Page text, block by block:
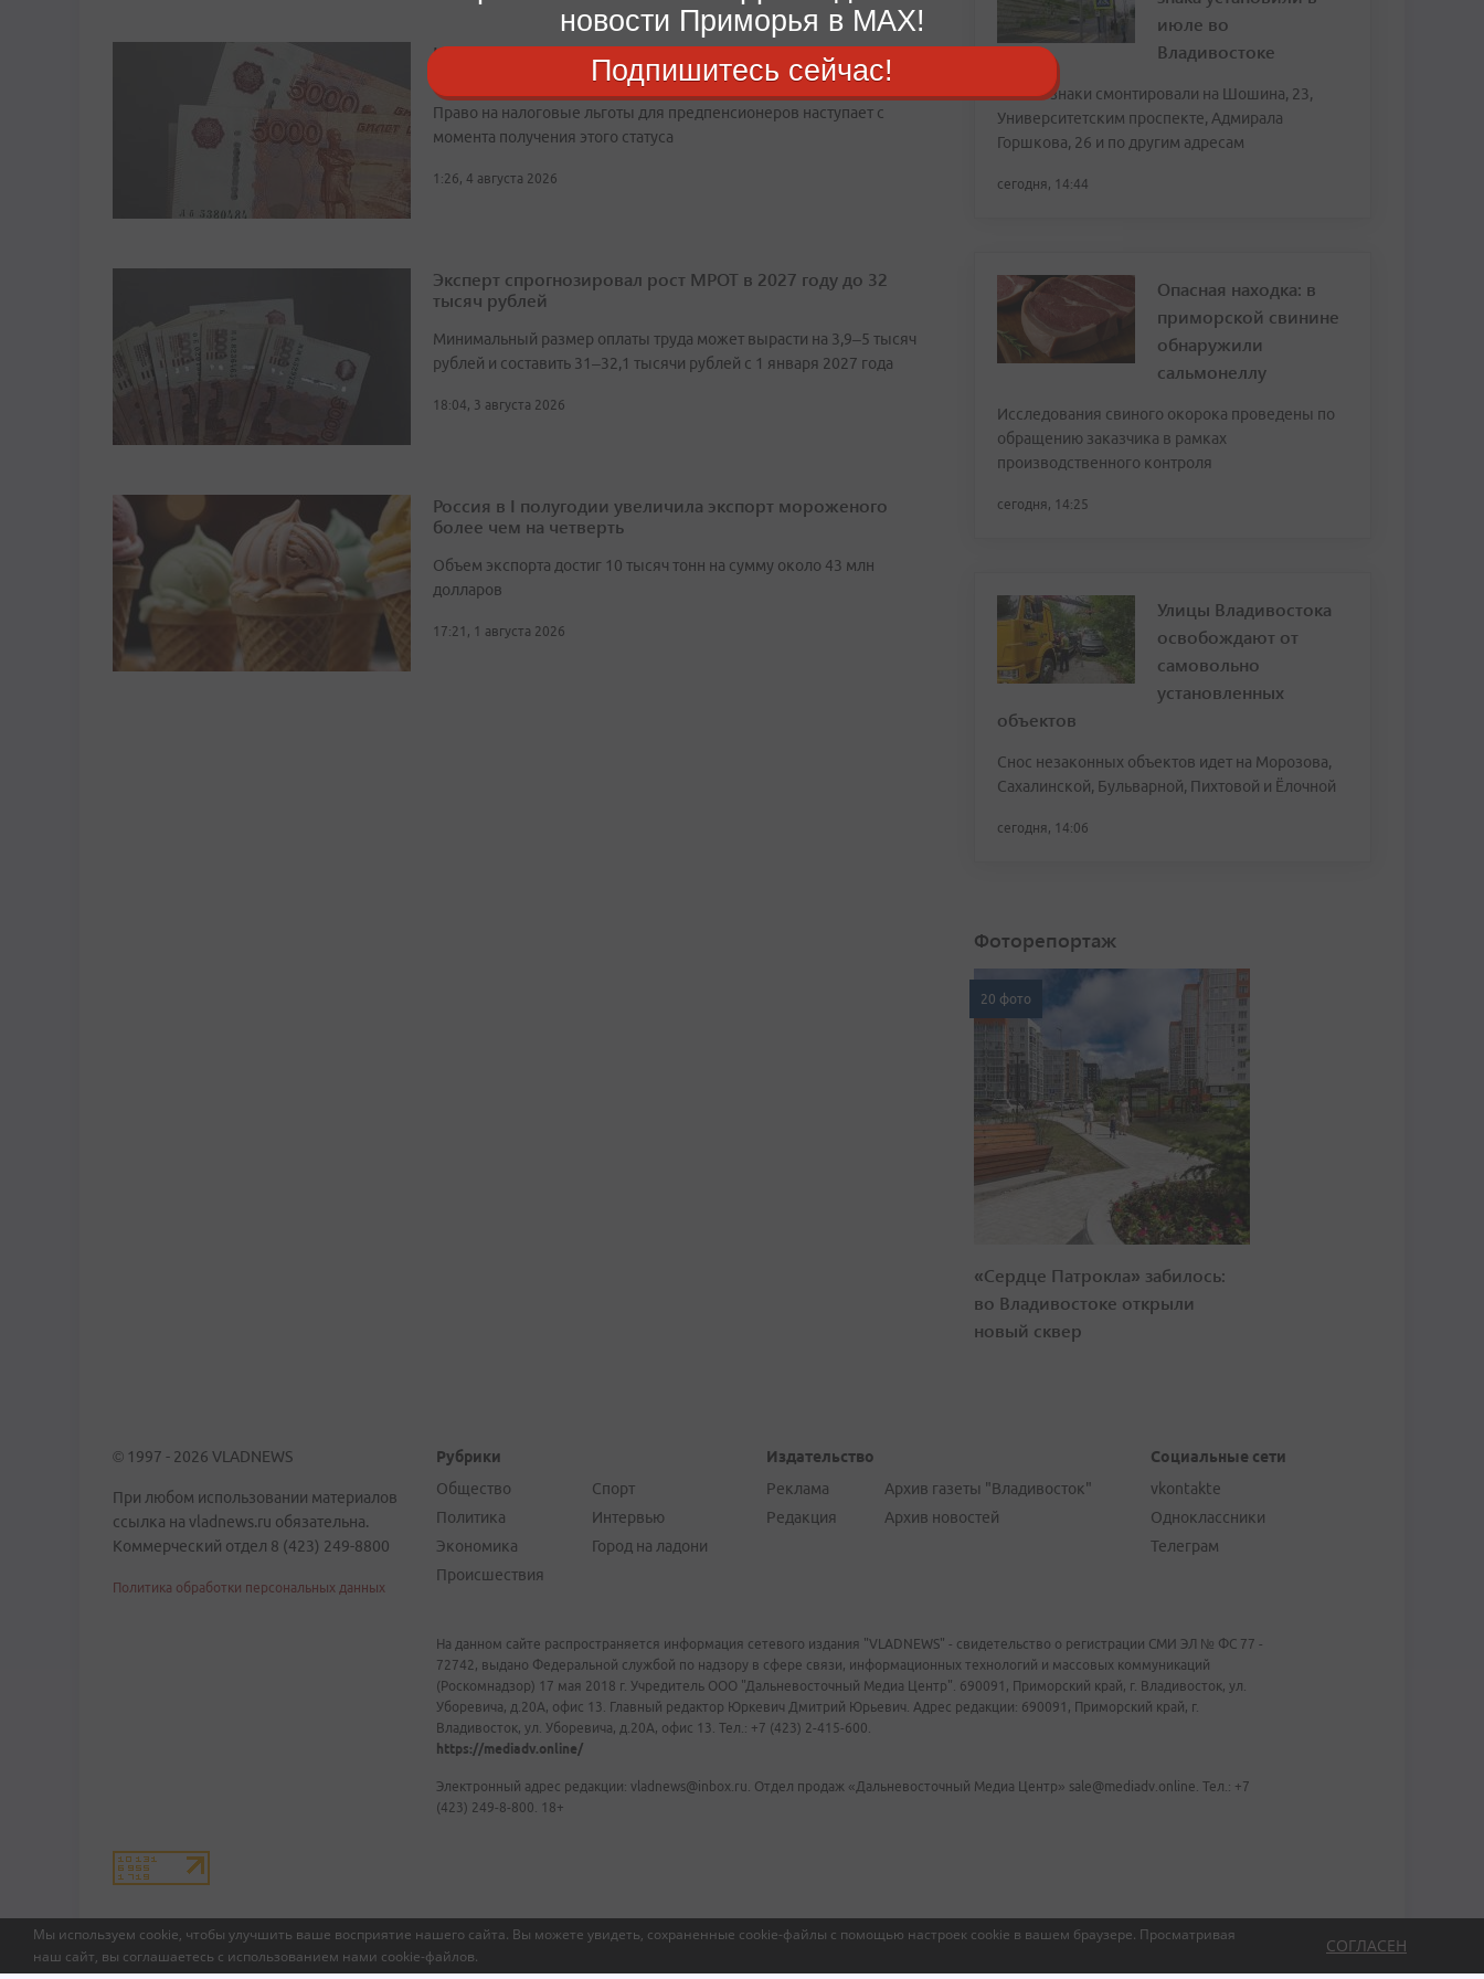
Мы используем cookie, чтобы улучшить ваше восприятие нашего сайта. Вы можете увидеть, сохраненные cookie-файлы с помощью настроек cookie в вашем браузере. Просматривая
наш сайт, вы соглашаетесь с использованием нами cookie-файлов.
СОГЛАСЕН
Какие налоговые льготы положены предпенсионерам:
Право на налоговые льготы для предпенсионеров наступает с
момента получения этого статуса
1:26, 4 августа 2026
Эксперт спрогнозировал рост МРОТ в 2027 году до 32
тысяч рублей
Минимальный размер оплаты труда может вырасти на 3,9–5 тысяч
рублей и составить 31–32,1 тысячи рублей с 1 января 2027 года
18:04, 3 августа 2026
Россия в I полугодии увеличила экспорт мороженого
более чем на четверть
Объем экспорта достиг 10 тысяч тонн на сумму около 43 млн
долларов
17:21, 1 августа 2026
июле во
Владивостоке
Новые знаки смонтировали на Шошина, 23,
Университетским проспекте, Адмирала
Горшкова, 26 и по другим адресам
сегодня, 14:44
Опасная находка: в
приморской свинине
обнаружили
сальмонеллу
Исследования свиного окорока проведены по
обращению заказчика в рамках
производственного контроля
сегодня, 14:25
Улицы Владивостока
освобождают от
самовольно
установленных
объектов
Снос незаконных объектов идет на Морозова,
Сахалинской, Бульварной, Пихтовой и Ёлочной
сегодня, 14:06
Фоторепортаж
20 фото
«Сердце Патрокла» забилось:
во Владивостоке открыли
новый сквер
© 1997 - 2026 VLADNEWS
При любом использовании материалов
ссылка на vladnews.ru обязательна.
Коммерческий отдел 8 (423) 249-8800
Политика обработки персональных данных
Рубрики
Общество
Политика
Экономика
Происшествия
Спорт
Интервью
Город на ладони
Издательство
Реклама
Редакция
Архив газеты "Владивосток"
Архив новостей
Социальные сети
vkontakte
Одноклассники
Телеграм
На данном сайте распространяется информация сетевого издания "VLADNEWS" - свидетельство о регистрации СМИ ЭЛ № ФС 77 -
72742, выдано Федеральной службой по надзору в сфере связи, информационных технологий и массовых коммуникаций
(Роскомнадзор) 17 мая 2018 г. Учредитель ООО "Дальневосточный Медиа Центр". 690091, Приморский край, г. Владивосток, ул.
Уборевича, д.20А, офис 13. Главный редактор Юркевич Дмитрий Юрьевич. Адрес редакции: 690091, Приморский край, г.
Владивосток, ул. Уборевича, д.20А, офис 13. Тел.: +7 (423) 2-415-600.
https://mediadv.online/
Электронный адрес редакции: vladnews@inbox.ru. Отдел продаж «Дальневосточный Медиа Центр» sale@mediadv.online. Тел.: +7
(423) 249-8-800. 18+
новости Приморья в MAX!
Подпишитесь сейчас!